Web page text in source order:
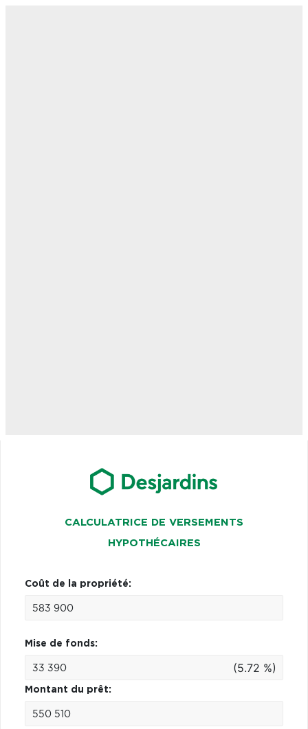
CALCULATRICE DE VERSEMENTS
HYPOTHÉCAIRES
Coût de la propriété:
Mise de fonds:
(5.72 %)
Montant du prêt: